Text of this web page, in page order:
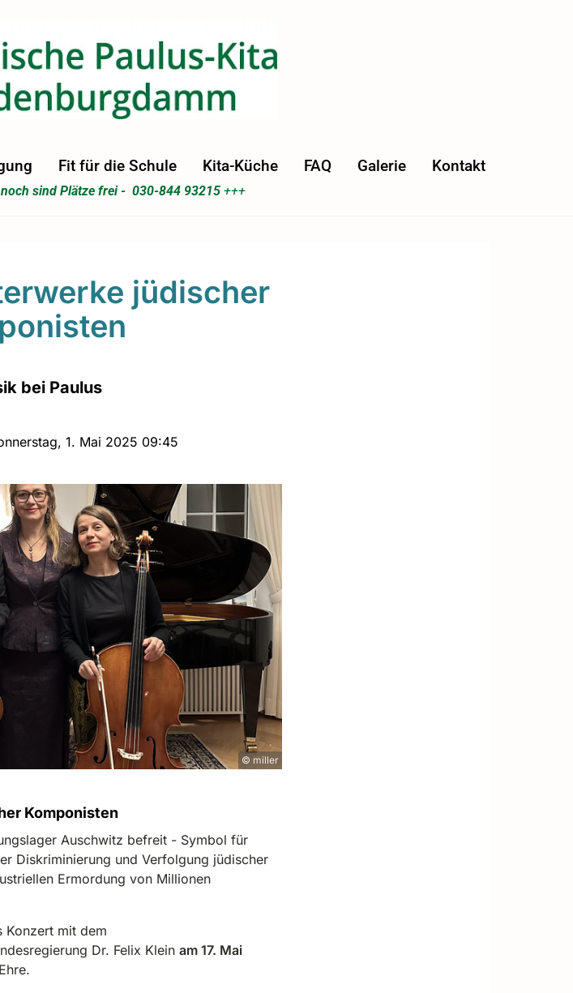
Fit für die Schule Kita-Küche FAQ Galerie Kontakt
sind Plätze frei - 030-844 93215+++
jüdischer
bei Paulus
1. Mai 2025 09:45
© miller
Komponisten
Auschwitz befreit - Symbol für
Diskriminierung und Verfolgung jüdischer
Ermordung von Millionen
Konzert mit dem
Dr. Felix Klein am 17. Mai